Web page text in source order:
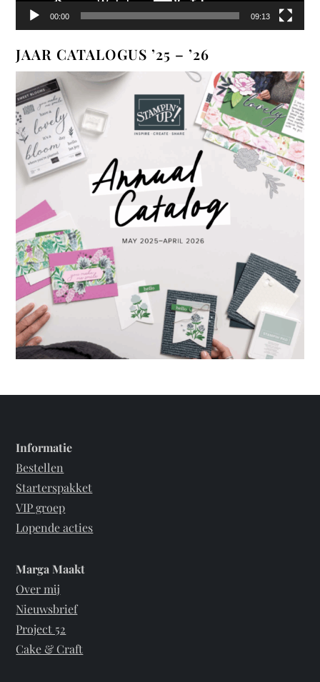
00:00 09:13
JAAR CATALOGUS ’25 – ’26
Informatie
Bestellen
Starterspakket
VIP groep
Lopende acties
Marga Maakt
Over mij
Nieuwsbrief
Project 52
Cake & Craft